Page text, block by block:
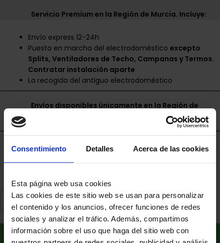
Consentimiento Detalles Acerca de las cookies
Esta página web usa cookies
Las cookies de este sitio web se usan para personalizar
el contenido y los anuncios, ofrecer funciones de redes
sociales y analizar el tráfico. Además, compartimos
información sobre el uso que haga del sitio web con
Servicio Premium en la Región de Murcia. Incluye:
Envío express 12-24h
Puesta en marcha del electrodomésticoexcepto
Splits, Ventiladores de Techo, Campanas y Termos.
Contratar instalación aparte
La recogida del antiguo electrodoméstico
Envíos disponibles únicamente en la Región de
Financia a plazos con Cetelem
+ info
Añadir al carrito